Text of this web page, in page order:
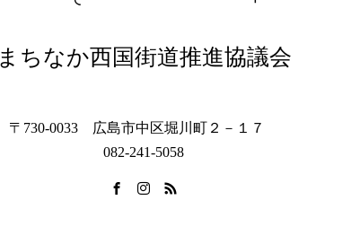
まちなか西国街道推進協議会
〒730-0033 広島市中区堀川町２－１７
082-241-5058